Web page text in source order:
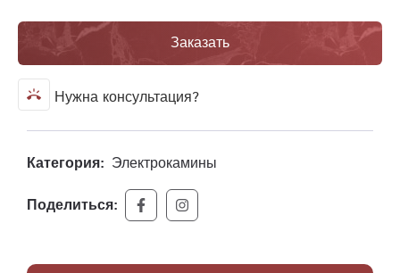
Заказать
ring_volume Нужна консультация?
Категория: Электрокамины
Поделиться: